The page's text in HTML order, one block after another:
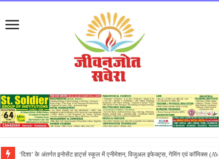
एपीजे रिदम्स किंडरवर्ल्ड में धूमधाम से मनाया गया तीयां दा मेला